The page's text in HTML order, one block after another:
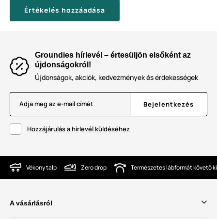
Értékelés hozzáadása
Groundies hírlevél – értesüljön elsőként az
újdonságokról!
Újdonságok, akciók, kedvezmények és érdekességek
Adja meg az e-mail címét Bejelentkezés
Hozzájárulás a hírlevél küldéséhez
Vékony talp Zero drop Természetes lábformát követő
A vásárlásról